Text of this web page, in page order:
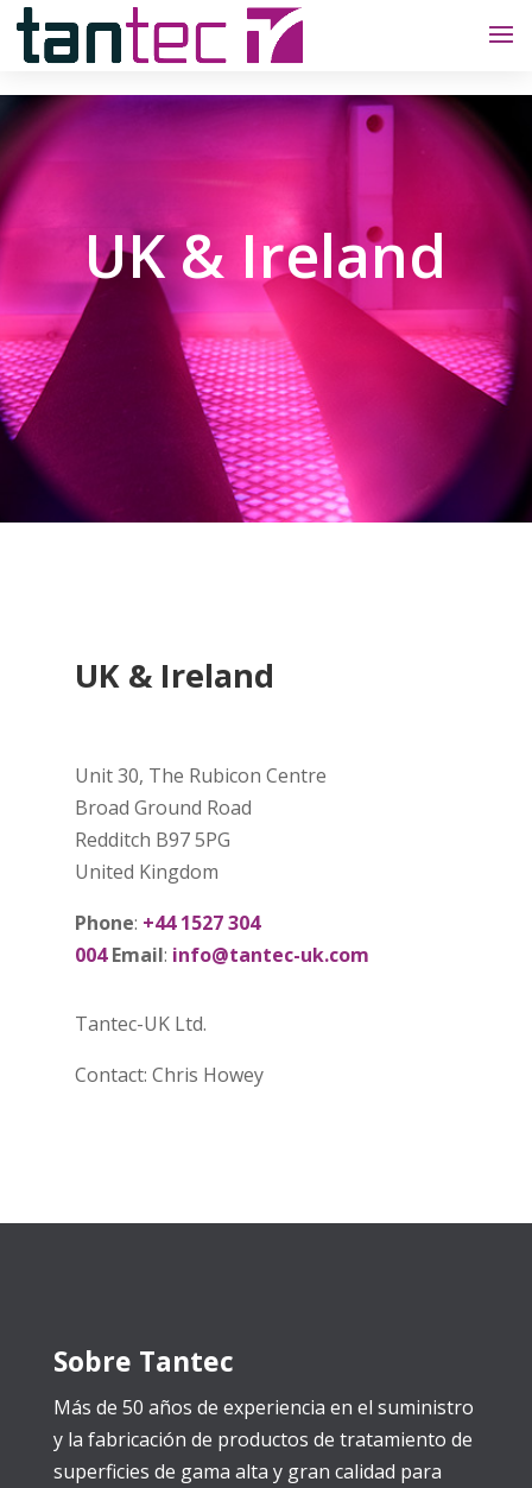
UK & Ireland
UK & Ireland
Unit 30, The Rubicon Centre
Broad Ground Road
Redditch B97 5PG
United Kingdom
Phone: +44 1527 304
004Email: info@tantec-uk.com
Tantec-UK Ltd.
Contact: Chris Howey
Sobre Tantec
Más de 50 años de experiencia en el suministro
y la fabricación de productos de tratamiento de
superficies de gama alta y gran calidad para